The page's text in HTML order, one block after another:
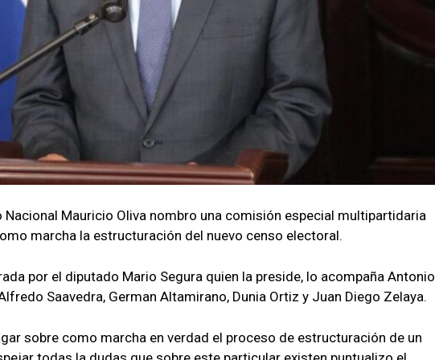
Nacional Mauricio Oliva nombro una comisión especial multipartidaria
marcha la estructuración del nuevo censo electoral.
por el diputado Mario Segura quien la preside, lo acompaña Antonio
Saavedra, German Altamirano, Dunia Ortiz y Juan Diego Zelaya.
sobre como marcha en verdad el proceso de estructuración de un